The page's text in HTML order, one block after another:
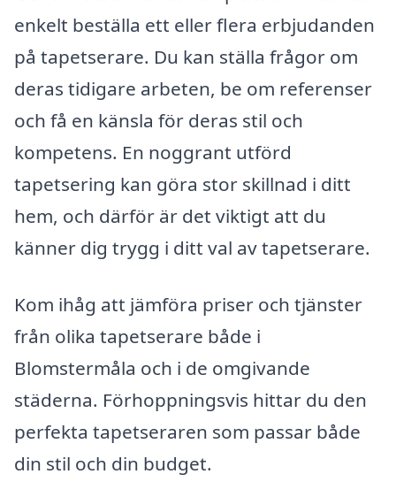
enkelt beställa ett eller flera erbjudanden
på tapetserare. Du kan ställa frågor om
deras tidigare arbeten, be om referenser
och få en känsla för deras stil och
kompetens. En noggrant utförd
tapetsering kan göra stor skillnad i ditt
hem, och därför är det viktigt att du
känner dig trygg i ditt val av tapetserare.
Kom ihåg att jämföra priser och tjänster
från olika tapetserare både i
Blomstermåla och i de omgivande
städerna. Förhoppningsvis hittar du den
perfekta tapetseraren som passar både
din stil och din budget.